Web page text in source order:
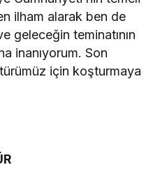
ilham alarak ben de
geleceğin teminatının
inanıyorum. Son
için koşturmaya